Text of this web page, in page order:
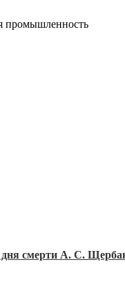
промышленность
дня смерти А. С.